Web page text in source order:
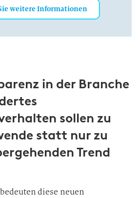
weitere Informationen
in der Branche
sollen zu
statt nur zu
Trend
diese neuen